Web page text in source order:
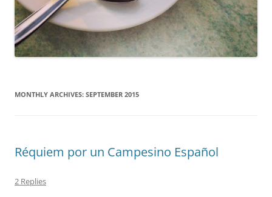
MONTHLY ARCHIVES: SEPTEMBER 2015
Réquiem por un Campesino Español
2 Replies